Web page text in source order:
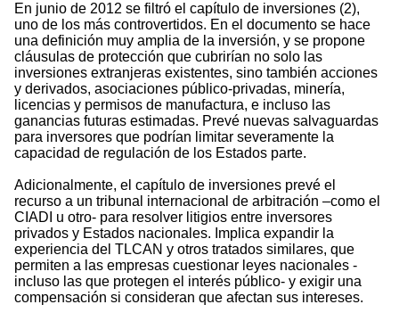
En junio de 2012 se filtró el capítulo de inversiones (2),
uno de los más controvertidos. En el documento se hace
una definición muy amplia de la inversión, y se propone
cláusulas de protección que cubrirían no solo las
inversiones extranjeras existentes, sino también acciones
y derivados, asociaciones público-privadas, minería,
licencias y permisos de manufactura, e incluso las
ganancias futuras estimadas. Prevé nuevas salvaguardas
para inversores que podrían limitar severamente la
capacidad de regulación de los Estados parte.
Adicionalmente, el capítulo de inversiones prevé el
recurso a un tribunal internacional de arbitración –como el
CIADI u otro- para resolver litigios entre inversores
privados y Estados nacionales. Implica expandir la
experiencia del TLCAN y otros tratados similares, que
permiten a las empresas cuestionar leyes nacionales -
incluso las que protegen el interés público- y exigir una
compensación si consideran que afectan sus intereses.